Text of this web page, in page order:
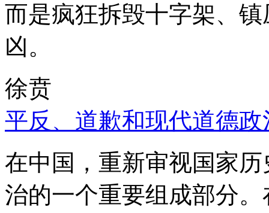
而是疯狂拆毁十字架、
凶。
徐贲
平反、道歉和现代道德政
在中国，重新审视国家
治的一个重要组成部分